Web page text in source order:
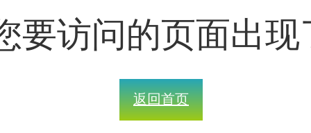
要访问的页面出现
返回首页